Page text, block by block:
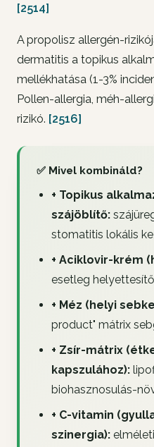
[2514]
A propolisz allergén-
dermatitis a topikus
mellékhatása (1-3%
Pollen-allergia, méh-
rizikó. [2516]
✅ Mivel kombináld?
+ Topikus
szájöblítő:
stomatitis lokális
+ Aciklovir-krém
esetleg
+ Méz (helyi
product" mátrix
+ Zsír-mátrix
kapszulához):
biohasznosulás-
+ C-vitamin
szinergia):